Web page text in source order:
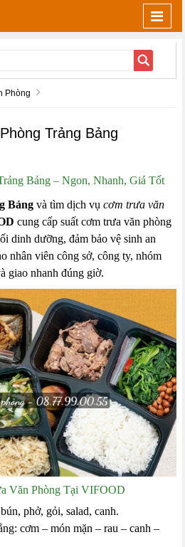
Phòng
Trảng Bảng
Bảng – Ngon, Nhanh, Giá Tốt
Bảng và tìm dịch vụcơm trưa văn
cung cấp suất cơm trưa văn phòng
dinh dưỡng, đảm bảo vệ sinh an
nhân viên công sở, công ty, nhóm
giao nhanh đúng giờ.
Văn Phòng Tại VIFOOD
phở, gỏi, salad, canh.
cơm – món mặn – rau – canh –